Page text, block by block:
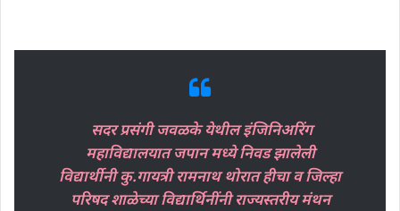
सदर प्रसंगी जवळके येथील इंजिनिअरिंग
महाविद्यालयात जपान मध्ये निवड झालेली
विद्यार्थीनी कु.गायत्री रामनाथ थोरात हीचा व जिल्हा
परिषद शाळेच्या विद्यार्थिनींनी राज्यस्तरीय मंथन